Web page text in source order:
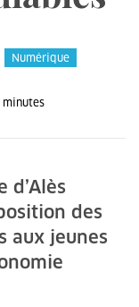
Numérique
minutes
d’Alès
des
aux jeunes